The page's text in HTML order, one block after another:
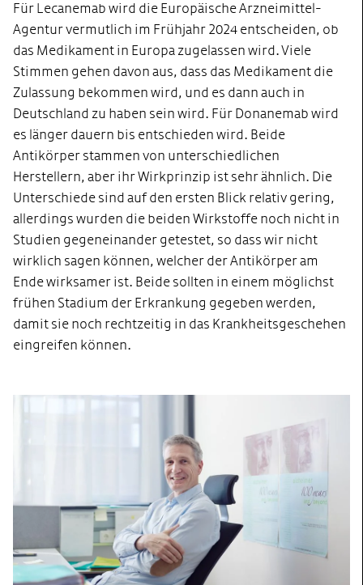
Für Lecanemab wird die Europäische Arzneimittel-
Agentur vermutlich im Frühjahr 2024 entscheiden, ob
das Medikament in Europa zugelassen wird. Viele
Stimmen gehen davon aus, dass das Medikament die
Zulassung bekommen wird, und es dann auch in
Deutschland zu haben sein wird. Für Donanemab wird
es länger dauern bis entschieden wird. Beide
Antikörper stammen von unterschiedlichen
Herstellern, aber ihr Wirkprinzip ist sehr ähnlich. Die
Unterschiede sind auf den ersten Blick relativ gering,
allerdings wurden die beiden Wirkstoffe noch nicht in
Studien gegeneinander getestet, so dass wir nicht
wirklich sagen können, welcher der Antikörper am
Ende wirksamer ist. Beide sollten in einem möglichst
frühen Stadium der Erkrankung gegeben werden,
damit sie noch rechtzeitig in das Krankheitsgeschehen
eingreifen können.